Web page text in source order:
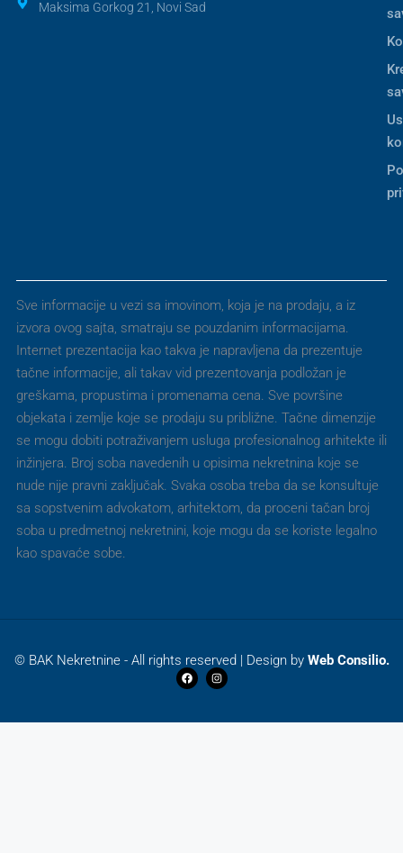
Maksima Gorkog 21, Novi Sad
Sve informacije u vezi sa imovinom, koja je na prodaju, a iz
izvora ovog sajta, smatraju se pouzdanim informacijama.
Internet prezentacija kao takva je napravljena da prezentuje
tačne informacije, ali takav vid prezentovanja podložan je
greškama, propustima i promenama cena. Sve površine
objekata i zemlje koje se prodaju su približne. Tačne dimenzije
se mogu dobiti potraživanjem usluga profesionalnog arhitekte ili
inžinjera. Broj soba navedenih u opisima nekretnina koje se
nude nije pravni zaključak. Svaka osoba treba da se konsultuje
sa sopstvenim advokatom, arhitektom, da proceni tačan broj
soba u predmetnoj nekretnini, koje mogu da se koriste legalno
kao spavaće sobe.
© BAK Nekretnine - All rights reserved | Design by Web Consilio.